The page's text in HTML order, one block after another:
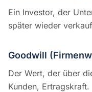
Ein Investor, der
später wieder
Goodwill
Der Wert, der über
Kunden, Ertragskraft.